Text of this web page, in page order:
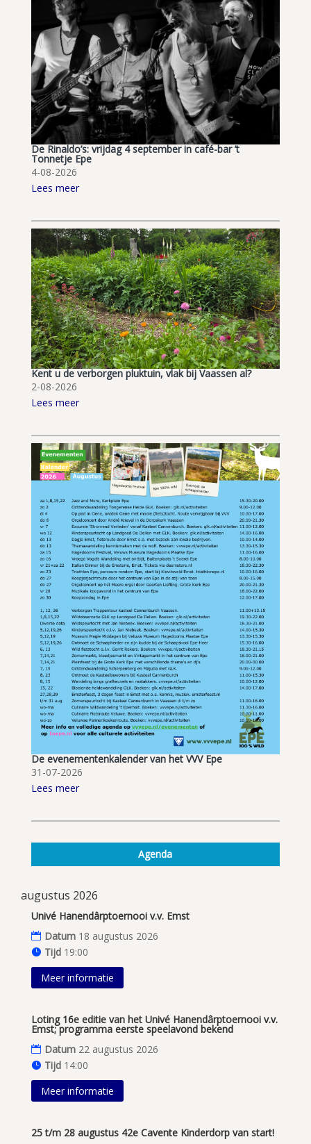
De Rinaldo’s: vrijdag 4 september in café-bar ’t
Tonnetje Epe
4-08-2026
Lees meer
Kent u de verborgen pluktuin, vlak bij Vaassen al?
2-08-2026
Lees meer
De evenementenkalender van het VVV Epe
31-07-2026
Lees meer
Agenda
augustus 2026
Univé Hanendârptoernooi v.v. Emst
Datum 18 augustus 2026
Tijd 19:00
Meer informatie
Loting 16e editie van het Univé Hanendârptoernooi v.v.
Emst; programma eerste speelavond bekend
Datum 22 augustus 2026
Tijd 14:00
Meer informatie
25 t/m 28 augustus 42e Cavente Kinderdorp van start!